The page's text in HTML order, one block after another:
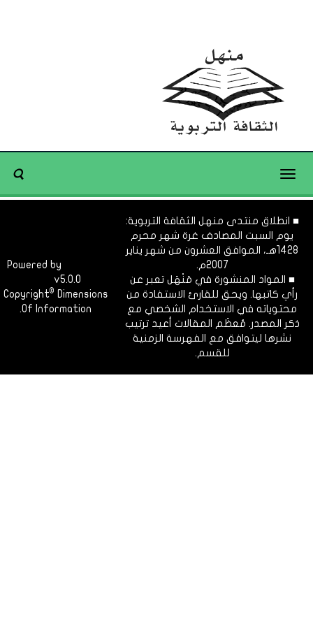
Toggle
■ انطلاق منتدى منهل الثقافة التربوية:
يوم السبت المصادف غرة شهر محرم
1428هـ، الموافق العشرون من شهر يناير
2007م.
■ المواد المنشورة في مَنْهَل تعبر عن
رأي كاتبها. ويحق للقارئ الاستفادة من
محتوياته في الاستخدام الشخصي مع
ذكر المصدر. مُعظَم المقالات أعيد ترتيب
نشرها ليتوافق مع الفهرسة الزمنية
للقسم.
Powered by
v5.0.0
Copyright©
Dimensions
Of Information.